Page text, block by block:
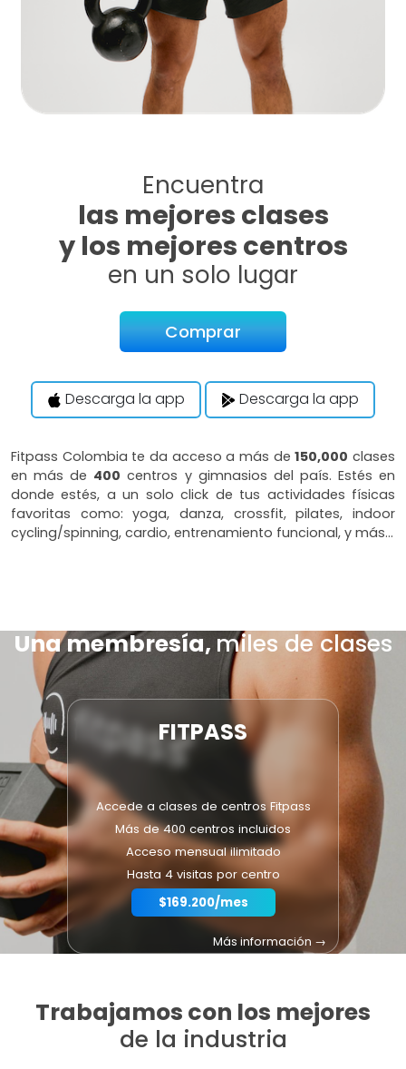
Encuentra
las mejores clases
y los mejores centros
en un solo lugar
Comprar
Descarga la app Descarga la app
Fitpass Colombia te da acceso a más de150,000 clases
en más de 400 centros y gimnasios del país. Estés en
donde estés, a un solo click de tus actividades físicas
favoritas como: yoga, danza, crossfit, pilates, indoor
cycling/spinning, cardio, entrenamiento funcional, y más…
Una membresía, miles de clases
FITPASS
Accede a clases de centros Fitpass
Más de 400 centros incluidos
Acceso mensual ilimitado
Hasta 4 visitas por centro
$169.200/mes
Más información →
Trabajamos con los mejores
de la industria